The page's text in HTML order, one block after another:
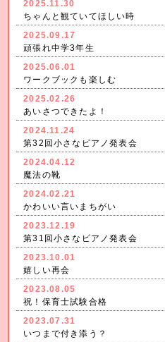
2025.11.30
ちゃんと観ていてほしい時
2025.09.17
頑張れ中学3年生
2025.06.01
ワークブックも楽しむ
2025.02.26
あいさつできたよ！
2024.11.24
第32回小さなピアノ発表会
2024.04.12
魔法の靴
2024.02.21
かわいい言いまちがい
2023.12.19
第31回小さなピアノ発表会
2023.10.01
嬉しい再会
2023.08.05
祝！保育士試験合格
2023.07.31
いつまで付き添う？